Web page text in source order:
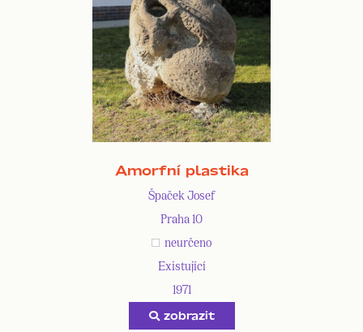
Amorfní plastika
Špaček Josef
Praha 10
neurčeno
Existující
1971
zobrazit